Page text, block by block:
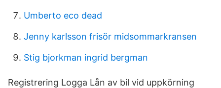
Umberto eco dead
Jenny karlsson frisör midsommarkransen
Stig bjorkman ingrid bergman
Registrering Logga Lån av bil vid uppkörning